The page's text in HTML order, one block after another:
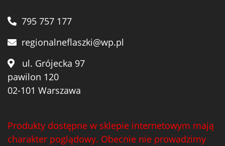
795 757 177
regionalneflaszki@wp.pl
ul. Grójecka 97
pawilon 120
02-101 Warszawa
Produkty dostępne w sklepie internetowym mają
charakter poglądowy. Obecnie nie prowadzimy